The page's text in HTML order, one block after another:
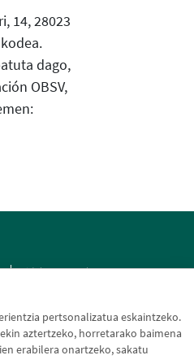
pertsonalizatua eskaintzeko.
aztertzeko, horretarako baimena
erabilera onartzeko, sakatu
14, 28023
dago,
OBSV,
Aldaketa-motak